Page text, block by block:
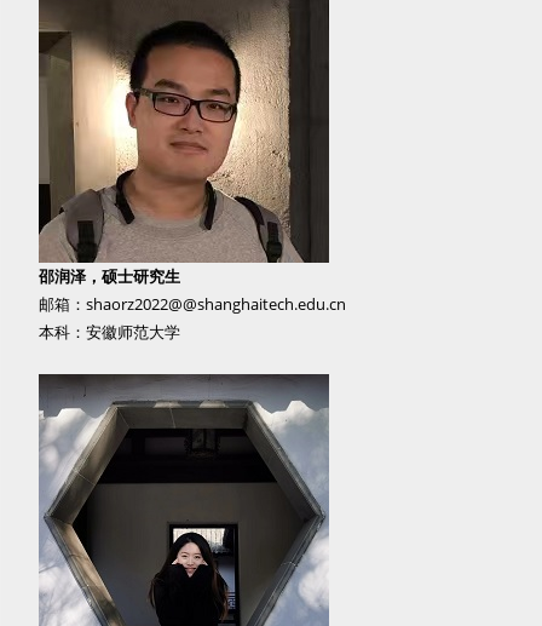
邵润泽，硕士研究生
邮箱：shaorz2022@@shanghaitech.edu.cn
本科：安徽师范大学